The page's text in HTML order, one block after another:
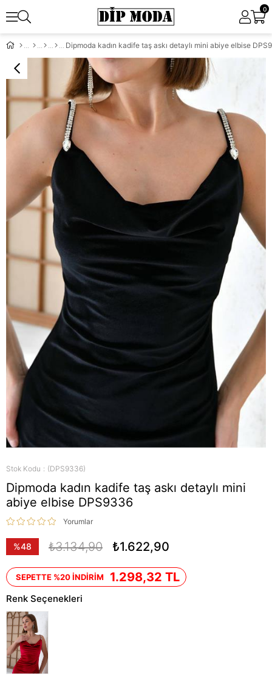
0
Dipmoda kadın kadife taş askı detaylı mini abiye elbise
Stok Kodu (DPS9336)
Dipmoda kadın kadife taş askı detaylı mini
abiye elbise DPS9336
Yorumlar
%48
₺3.134,90 ₺1.622,90
SEPETTE %20 İNDİRİM 1.298,32 TL
Renk Seçenekleri